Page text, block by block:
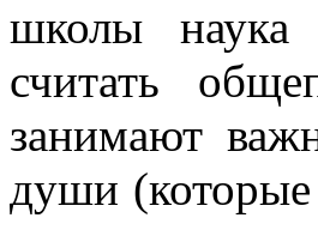
школы наука
считать
занимают
души (которые